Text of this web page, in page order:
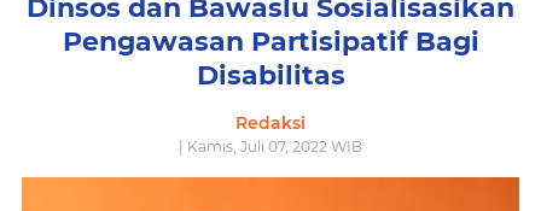
Dinsos dan Bawaslu Sosialisasikan
Pengawasan Partisipatif Bagi
Disabilitas
Redaksi
| Kamis, Juli 07, 2022 WIB